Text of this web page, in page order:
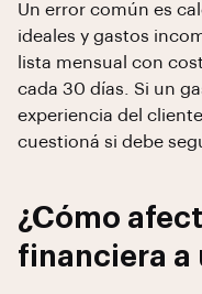
Un error común es
ideales y gastos
lista mensual con
cada 30 días. Si un
experiencia del
cuestioná si debe
¿Cómo
financiera a